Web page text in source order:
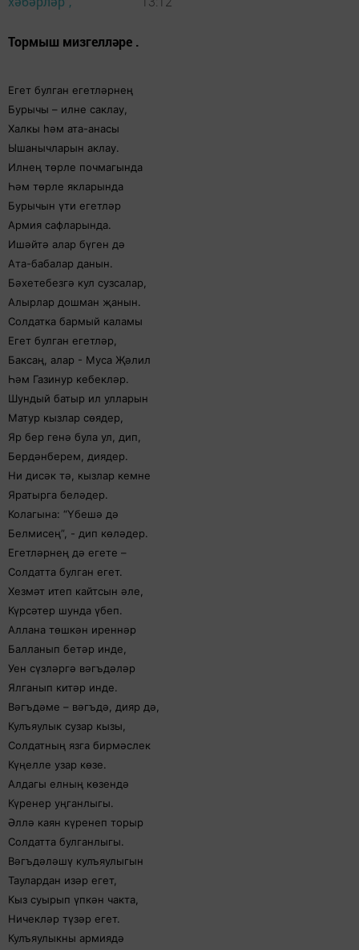
Тормыш мизгелләре .
Егет булган егетләрнең
Бурычы – илне саклау,
Халкы һәм ата-анасы
Ышанычларын аклау.
Илнең төрле почмагында
Һәм төрле якларында
Бурычын үти егетләр
Армия сафларында.
Ишәйтә алар бүген дә
Ата-бабалар данын.
Бәхетебезгә кул сузсалар,
Алырлар дошман җанын.
Солдатка бармый каламы
Егет булган егетләр,
Баксаң, алар - Муса Җәлил
Һәм Газинур кебекләр.
Шундый батыр ил улларын
Матур кызлар сөядер,
Яр бер генә була ул, дип,
Бердәнберем, диядер.
Ни дисәк тә, кызлар кемне
Яратырга беләдер.
Колагына: “Үбешә дә
Белмисең”, - дип көләдер.
Егетләрнең дә егете –
Солдатта булган егет.
Хезмәт итеп кайтсын әле,
Күрсәтер шунда үбеп.
Аллана төшкән иреннәр
Балланып бетәр инде,
Уен сүзләргә вәгъдәләр
Ялганып китәр инде.
Вәгъдәме – вәгъдә, дияр дә,
Кулъяулык сузар кызы,
Солдатның язга бирмәслек
Күңелле узар көзе.
Алдагы елның көзендә
Күренер уңганлыгы.
Әллә каян күренеп торыр
Солдатта булганлыгы.
Вәгъдәләшү кулъяулыгын
Таулардан изәр егет,
Кыз суырып үпкән чакта,
Ничекләр түзәр егет.
Кулъяулыкны армиядә